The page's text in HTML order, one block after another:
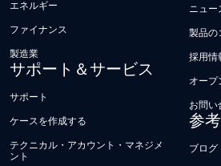
エネルギー
ファイナンス
製造業
サポート＆サービス
サポート
ケースを作成する
テクニカル・アカウント・マネジメ
ント
ニュー
製品の
採用情
オープ
お問い
参
ブログ